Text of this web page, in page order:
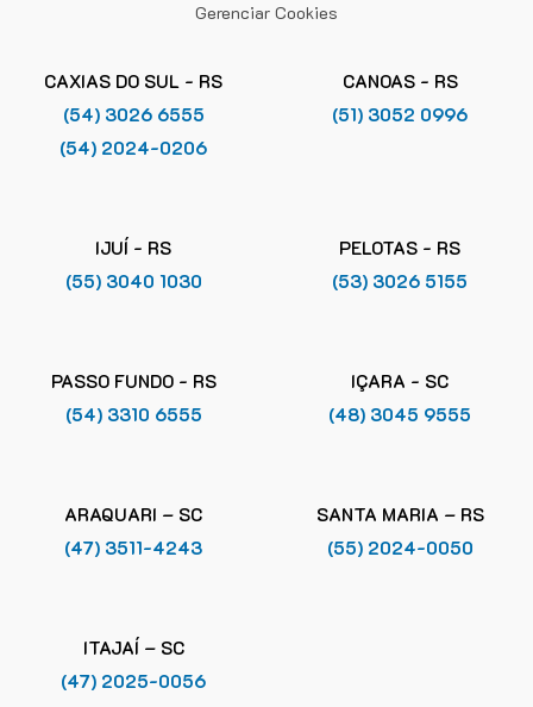
Gerenciar Cookies
CAXIAS DO SUL - RS
(54) 3026 6555
(54) 2024-0206
CANOAS - RS
(51) 3052 0996
IJUÍ - RS
(55) 3040 1030
PELOTAS - RS
(53) 3026 5155
PASSO FUNDO - RS
(54) 3310 6555
IÇARA - SC
(48) 3045 9555
ARAQUARI – SC
(47) 3511-4243
SANTA MARIA – RS
(55) 2024-0050
ITAJAÍ – SC
(47) 2025-0056